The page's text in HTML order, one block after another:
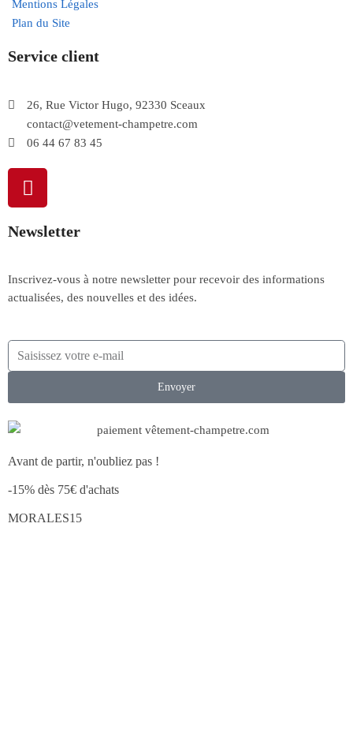
Mentions Légales
Plan du Site
Service client
26, Rue Victor Hugo, 92330 Sceaux
contact@vetement-champetre.com
06 44 67 83 45
Newsletter
Inscrivez-vous à notre newsletter pour recevoir des informations
actualisées, des nouvelles et des idées.
Envoyer
Avant de partir, n'oubliez pas !
-15% dès 75€ d'achats
MORALES15